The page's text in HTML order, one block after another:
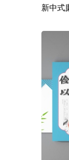
新中式